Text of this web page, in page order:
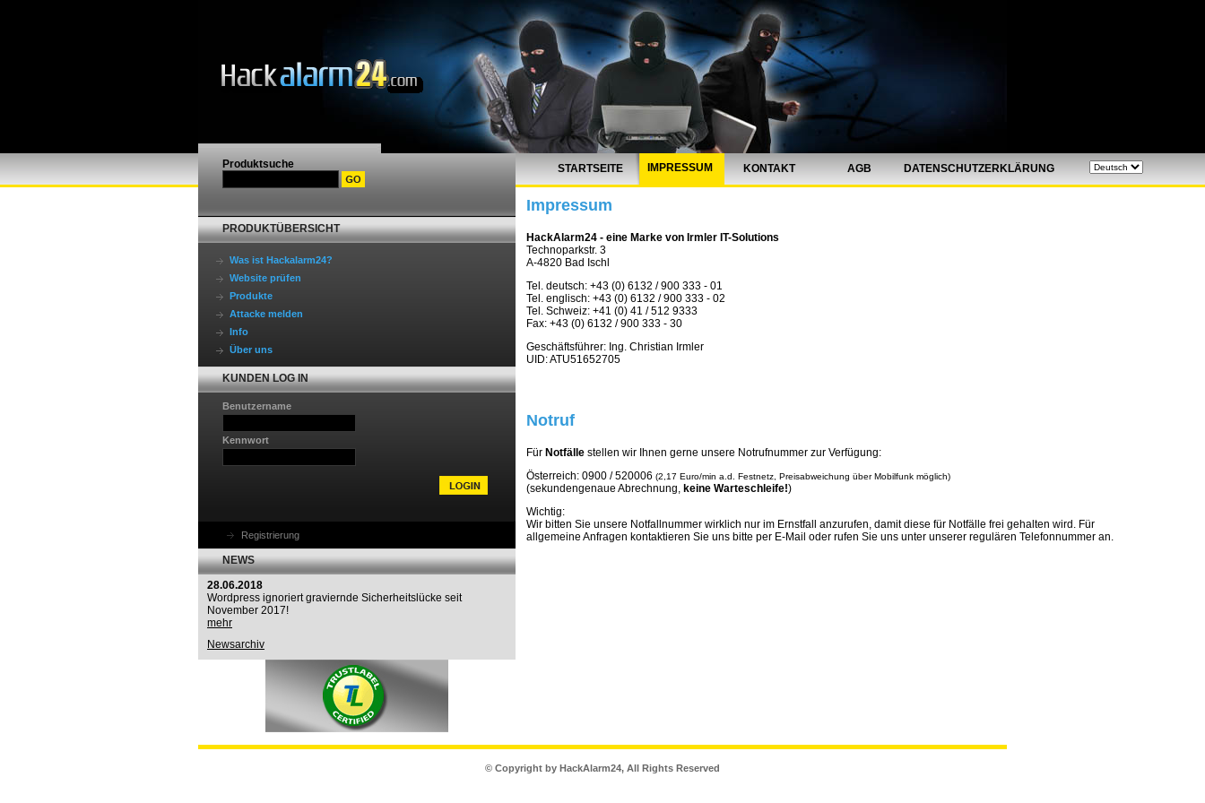
Produktsuche
PRODUKTÜBERSICHT
Was ist Hackalarm24?
Website prüfen
Produkte
Attacke melden
Info
Über uns
KUNDEN LOG IN
Benutzername
Kennwort
Registrierung
NEWS
28.06.2018
Wordpress ignoriert graviernde Sicherheitslücke seit
November 2017!
mehr
Newsarchiv
STARTSEITE IMPRESSUM KONTAKT AGB DATENSCHUTZERKLÄRUNG
Impressum
HackAlarm24 - eine Marke von Irmler IT-Solutions
Technoparkstr. 3
A-4820 Bad Ischl
Tel. deutsch: +43 (0) 6132 / 900 333 - 01
Tel. englisch: +43 (0) 6132 / 900 333 - 02
Tel. Schweiz: +41 (0) 41 / 512 9333
Fax: +43 (0) 6132 / 900 333 - 30
Geschäftsführer: Ing. Christian Irmler
UID: ATU51652705
Notruf
Für Notfälle stellen wir Ihnen gerne unsere Notrufnummer zur Verfügung:
Österreich: 0900 / 520006 (2,17 Euro/min a.d. Festnetz, Preisabweichung über Mobilfunk möglich)
(sekundengenaue Abrechnung, keine Warteschleife!)
Wichtig:
Wir bitten Sie unsere Notfallnummer wirklich nur im Ernstfall anzurufen, damit diese für Notfälle frei gehalten wird. Für
allgemeine Anfragen kontaktieren Sie uns bitte per E-Mail oder rufen Sie uns unter unserer regulären Telefonnummer an.
© Copyright by HackAlarm24, All Rights Reserved